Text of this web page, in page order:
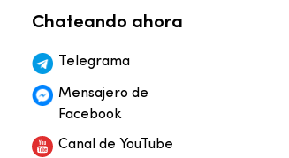
Chateando ahora
Telegrama
Mensajero de
Facebook
Canal de YouTube